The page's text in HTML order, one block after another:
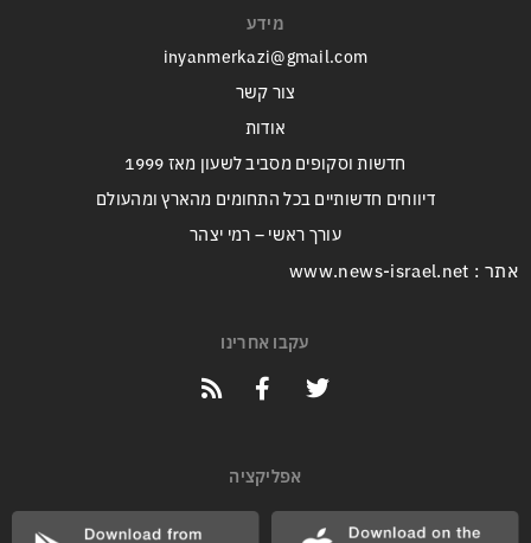
מידע
inyanmerkazi@gmail.com
צור קשר
אודות
חדשות וסקופים מסביב לשעון מאז 1999
דיווחים חדשותיים בכל התחומים מהארץ ומהעולם
עורך ראשי – רמי יצהר
אתר : www.news-israel.net
עקבו אחרינו
אפליקציה